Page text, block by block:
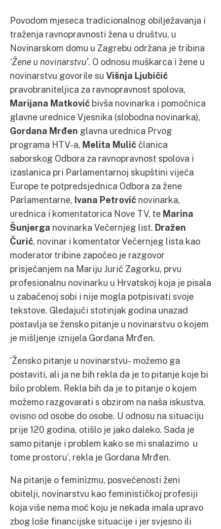
Povodom mjeseca tradicionalnog obilježavanja i
traženja ravnopravnosti žena u društvu, u
Novinarskom domu u Zagrebu održana je tribina
‘Žene u novinarstvu’. O odnosu muškarca i žene u
novinarstvu govorile su Višnja Ljubičić
pravobraniteljica za ravnopravnost spolova,
Marijana Matković bivša novinarka i pomoćnica
glavne urednice Vjesnika (slobodna novinarka),
Gordana Mrđen glavna urednica Prvog
programa HTV-a, Melita Mulić članica
saborskog Odbora za ravnopravnost spolova i
izaslanica pri Parlamentarnoj skupštini vijeća
Europe te potpredsjednica Odbora za žene
Parlamentarne, Ivana Petrović novinarka,
urednica i komentatorica Nove TV, te Marina
Šunjerga novinarka Večernjeg list. Dražen
Čurić, novinar i komentator Večernjeg lista kao
moderator tribine započeo je razgovor
prisjećanjem na Mariju Jurić Zagorku, prvu
profesionalnu novinarku u Hrvatskoj koja je pisala
u zabačenoj sobi i nije mogla potpisivati svoje
tekstove. Gledajući stotinjak godina unazad
postavlja se žensko pitanje u novinarstvu o kojem
je mišljenje iznijela Gordana Mrđen.
‘Žensko pitanje u novinarstvu- možemo ga
postaviti, ali ja ne bih rekla da je to pitanje koje bi
bilo problem. Rekla bih da je to pitanje o kojem
možemo razgovarati s obzirom na naša iskustva,
ovisno od osobe do osobe. U odnosu na situaciju
prije 120 godina, otišlo je jako daleko. Sada je
samo pitanje i problem kako se mi snalazimo u
tome prostoru’, rekla je Gordana Mrđen.
Na pitanje o feminizmu, posvećenosti ženi
obitelji, novinarstvu kao feminističkoj profesiji
koja više nema moć koju je nekada imala upravo
zbog loše financijske situacije i jer svjesno ili